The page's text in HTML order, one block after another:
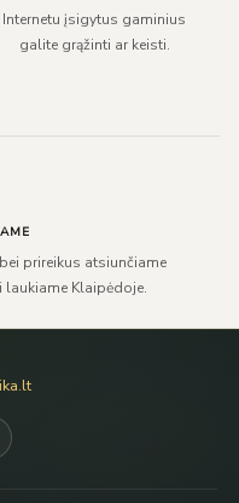
Internetu įsigytus gaminius
galite grąžinti ar keisti.
prireikus atsiunčiame
Klaipėdoje.